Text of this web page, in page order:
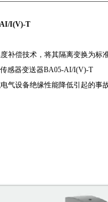
AI/I(V)-T
偿技术，将其隔离变换为标
感器变送器BA05-AI/I(V)-T
气设备绝缘性能降低引起的事故